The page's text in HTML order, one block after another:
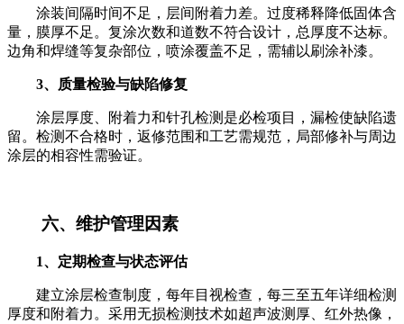
涂装间隔时间不足，层间附着力差。过度稀释降低固体含
量，膜厚不足。复涂次数和道数不符合设计，总厚度不达标。
边角和焊缝等复杂部位，喷涂覆盖不足，需辅以刷涂补漆。
3、质量检验与缺陷修复
涂层厚度、附着力和针孔检测是必检项目，漏检使缺陷遗
留。检测不合格时，返修范围和工艺需规范，局部修补与周边
涂层的相容性需验证。
六、维护管理因素
1、定期检查与状态评估
建立涂层检查制度，每年目视检查，每三至五年详细检测
厚度和附着力。采用无损检测技术如超声波测厚、红外热像，